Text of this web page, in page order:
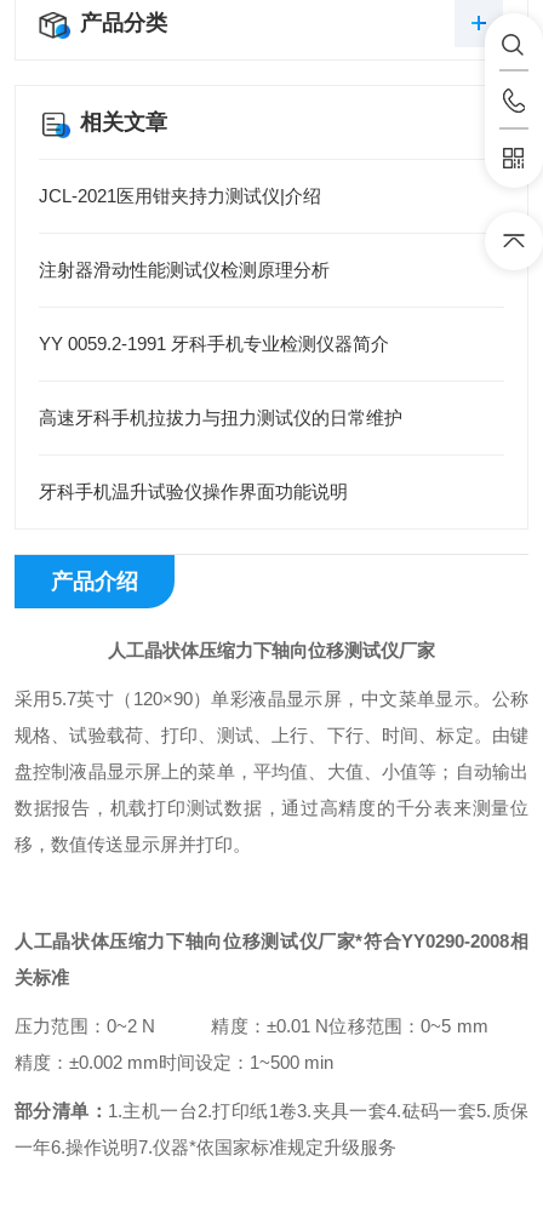
产品分类
相关文章
JCL-2021医用钳夹持力测试仪|介绍
注射器滑动性能测试仪检测原理分析
YY 0059.2-1991 牙科手机专业检测仪器简介
高速牙科手机拉拔力与扭力测试仪的日常维护
牙科手机温升试验仪操作界面功能说明
产品介绍
人工晶状体压缩力下轴向位移测试仪厂家
采用5.7英寸（120×90）单彩液晶显示屏，中文菜单显示。公称
规格、试验载荷、打印、测试、上行、下行、时间、标定。由键
盘控制液晶显示屏上的菜单，平均值、大值、 小值等；自动输出
数据报告，机载打印测试数据，通过高精度的千分表来测量位
移，数值传送显示屏并打印。
人工晶状体压缩力下轴向位移测试仪厂家*符合YY0290-2008相
关标准
压力范围：0~2 N 精度：±0.01 N位移范围：0~5 mm
精度：±0.002 mm时间设定：1~500 min
部分清单： 1.主机一台2.打印纸1卷3.夹具一套4.砝码一套5.质保
一年6.操作说明7.仪器*依国家标准规定升级服务